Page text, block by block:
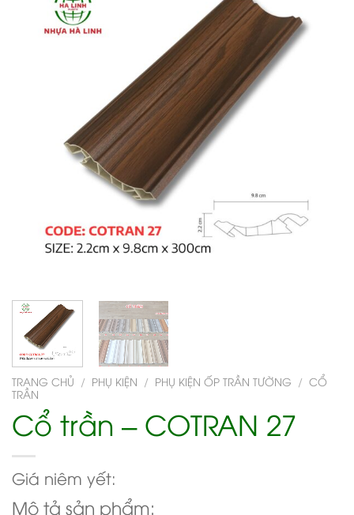
TRANG CHỦ / PHỤ KIỆN / PHỤ KIỆN ỐP TRẦN TƯỜNG / CỔ
TRẦN
Cổ trần – COTRAN 27
Giá niêm yết:
Mô tả sản phẩm: